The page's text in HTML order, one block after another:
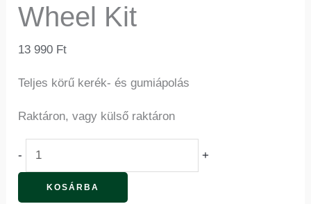
Wheel Kit
13 990 Ft
Teljes körű kerék- és gumiápolás
Raktáron, vagy külső raktáron
- +
KOSÁRBA